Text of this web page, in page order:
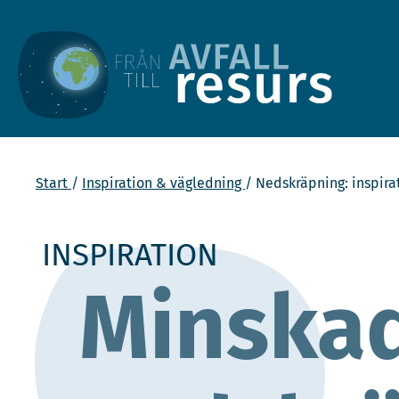
Start Inspiration & vägledning Nedskräpning:
INSPIRATION